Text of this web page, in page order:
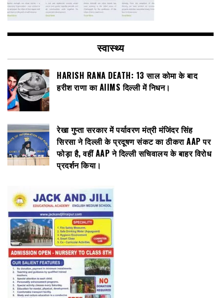
स्वास्थ्य
HARISH RANA DEATH: 13 साल कोमा के बाद
हरीश राणा का AIIMS दिल्ली में निधन।
रेखा गुप्ता सरकार में पर्यावरण मंत्री मंजिंदर सिंह
सिरसा ने दिल्ली के प्रदूषण संकट का ठीकरा AAP पर
फोड़ा है, वहीं AAP ने दिल्ली सचिवालय के बाहर विरोध
प्रदर्शन किया।